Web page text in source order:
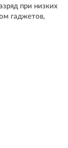
при низких
гаджетов,